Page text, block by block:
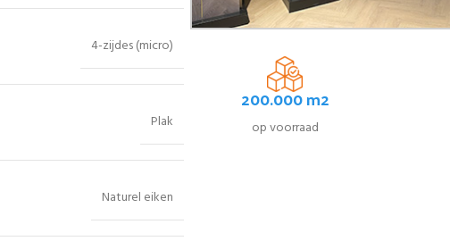
4-zijdes (micro)
Plak
Naturel eiken
200.000 m2
op voorraad